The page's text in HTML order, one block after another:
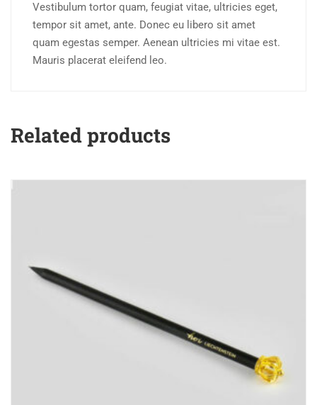
Vestibulum tortor quam, feugiat vitae, ultricies eget,
tempor sit amet, ante. Donec eu libero sit amet
quam egestas semper. Aenean ultricies mi vitae est.
Mauris placerat eleifend leo.
Related products